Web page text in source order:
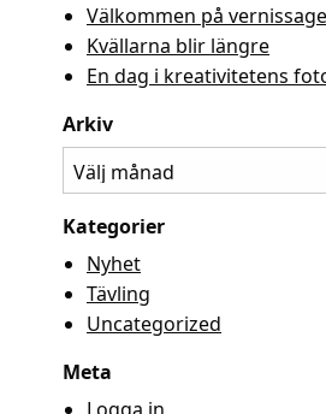
Välkommen på
Kvällarna blir längre
En dag i kreativitetens
Arkiv
Arkiv
Kategorier
Nyhet
Tävling
Uncategorized
Meta
Logga in